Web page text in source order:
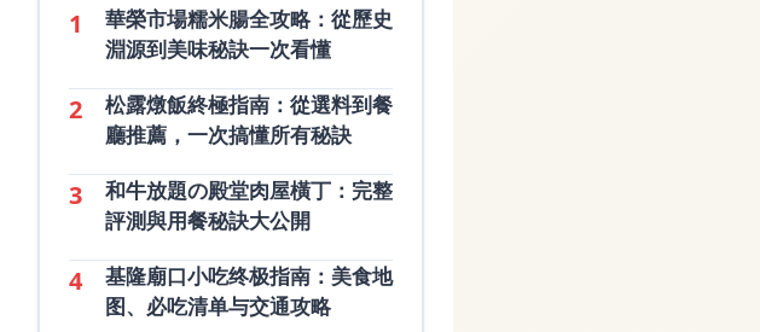
1
華榮市場糯米腸全攻略：從歷史
淵源到美味秘訣一次看懂
2
松露燉飯終極指南：從選料到餐
廳推薦，一次搞懂所有秘訣
3
和牛放題の殿堂肉屋橫丁：完整
評測與用餐秘訣大公開
4
基隆廟口小吃终极指南：美食地
图、必吃清单与交通攻略